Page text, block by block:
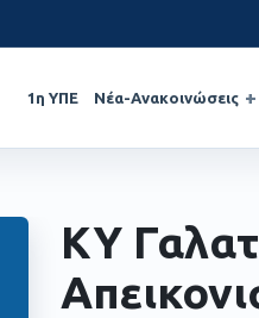
1η ΥΠΕ Νέα-Ανακοινώσεις
ΚΥ